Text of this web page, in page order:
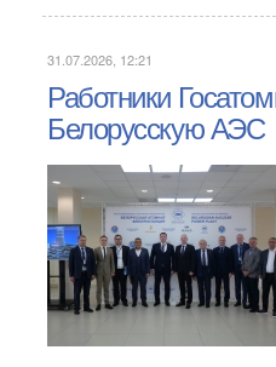
31.07.2026, 12:21
Работники
Белорусскую АЭС